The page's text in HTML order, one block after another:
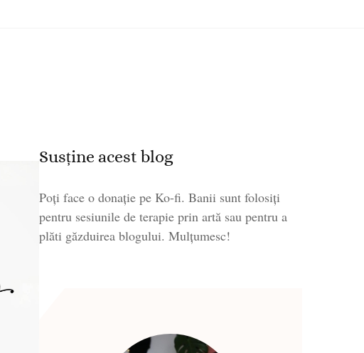
Susține acest blog
Poți face o donație pe Ko-fi. Banii sunt folosiți
pentru sesiunile de terapie prin artă sau pentru a
plăti găzduirea blogului. Mulțumesc!